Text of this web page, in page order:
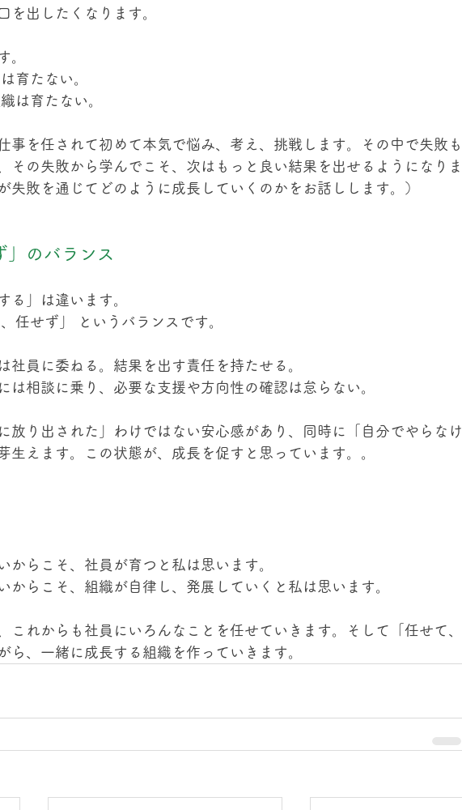
を出したくなります。
。
育たない。
は育たない。
を任されて初めて本気で悩み、考え、挑戦します。その中で失敗も
その失敗から学んでこそ、次はもっと良い結果を出せるようになりま
失敗を通じてどのように成長していくのかをお話しします。）
」のバランス
る」は違います。
任せず」 というバランスです。
社員に委ねる。結果を出す責任を持たせる。
は相談に乗り、必要な支援や方向性の確認は怠らない。
放り出された」わけではない安心感があり、同時に「自分でやらなけ
生えます。この状態が、成長を促すと思っています。。
からこそ、社員が育つと私は思います。
からこそ、組織が自律し、発展していくと私は思います。
れからも社員にいろんなことを任せていきます。そして「任せて、
ら、一緒に成長する組織を作っていきます。